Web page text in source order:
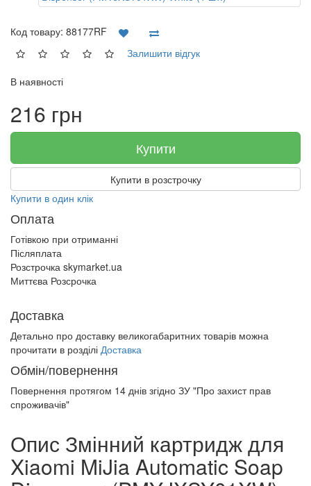
Код товару: 88177RF
Залишити відгук
В наявності
216 грн
Купити
Купити в розстрочку
Купити в один клік
Оплата
Готівкою при отриманні
Післяплата
Розстрочка skymarket.ua
Миттєва Розсрочка
Доставка
Детально про доставку великогабаритних товарів можна
прочитати в розділі Доставка
Обмін/повернення
Повернення протягом 14 днів згідно ЗУ "Про захист прав
спроживачів"
Опис Змінний картридж для
Xiaomi MiJia Automatic Soap